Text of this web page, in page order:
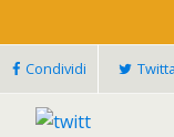
Condividi Twitta